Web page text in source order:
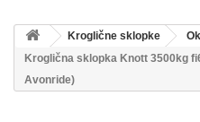
Kroglične sklopke
Kroglična sklopka Knott 3500kg
Avonride)